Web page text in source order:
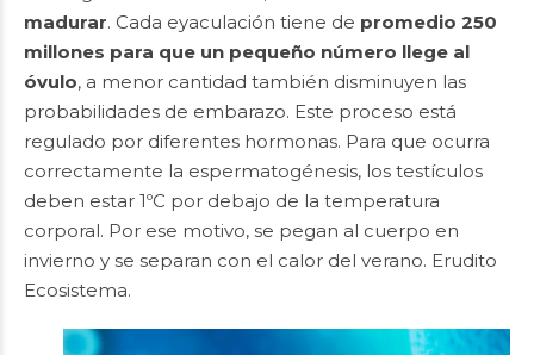
madurar. Cada eyaculación tiene de promedio 250
millones para que un pequeño número llege al
óvulo, a menor cantidad también disminuyen las
probabilidades de embarazo. Este proceso está
regulado por diferentes hormonas. Para que ocurra
correctamente la espermatogénesis, los testículos
deben estar 1ºC por debajo de la temperatura
corporal. Por ese motivo, se pegan al cuerpo en
invierno y se separan con el calor del verano. Erudito
Ecosistema.